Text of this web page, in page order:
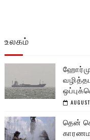
உலகம்
தென்